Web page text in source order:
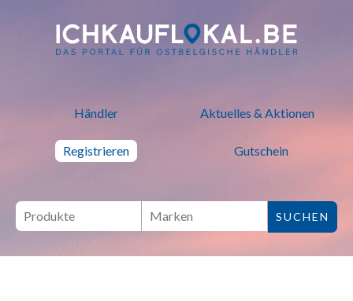
ich kauf lokal - Bei lokalen
Händler Aktuelles & Aktionen
Registrieren Gutschein